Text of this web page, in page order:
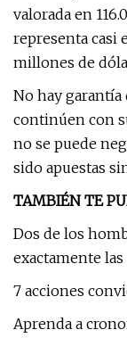
valorada en
representa casi
millones de
No hay garantía
continúen con
no se puede
sido apuestas
TAMBIÉN TE
Dos de los
exactamente
7 acciones
Aprenda a